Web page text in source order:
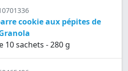
cookie aux pépites de
10 sachets - 280 g